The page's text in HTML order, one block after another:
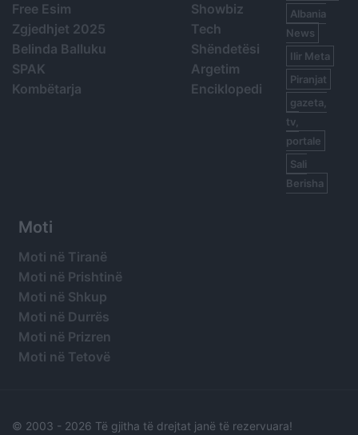
Free Esim
Zgjedhjet 2025
Belinda Balluku
SPAK
Kombëtarja
Showbiz
Tech
Shëndetësi
Argetim
Enciklopedi
Albania
News
Ilir Meta
Piranjat
gazeta,
tv,
portale
Sali
Berisha
Moti
Moti në Tiranë
Moti në Prishtinë
Moti në Shkup
Moti në Durrës
Moti në Prizren
Moti në Tetovë
© 2003 - 2026 Të gjitha të drejtat janë të rezervuara!